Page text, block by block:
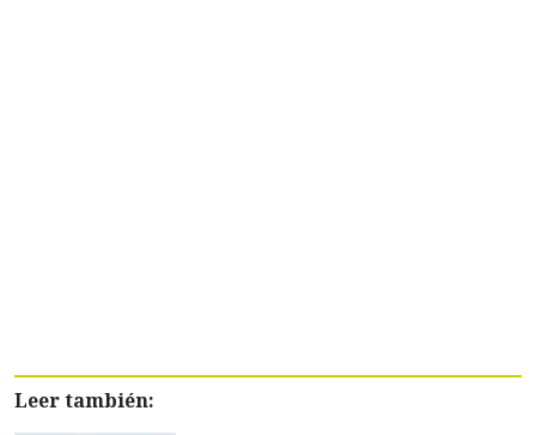
Leer también: